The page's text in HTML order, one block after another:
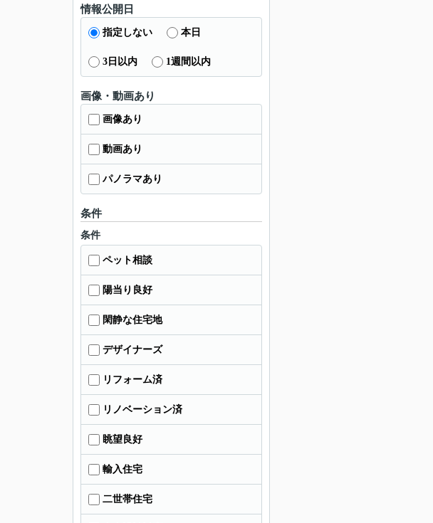
情報公開日
指定しない 本日
3日以内 1週間以内
画像・動画あり
画像あり
動画あり
パノラマあり
条件
条件
ペット相談
陽当り良好
閑静な住宅地
デザイナーズ
リフォーム済
リノベーション済
眺望良好
輸入住宅
二世帯住宅